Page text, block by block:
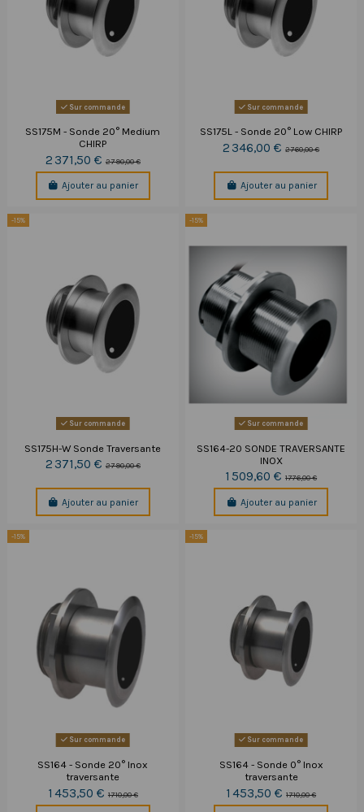
Sur commande
SS175M - Sonde 20° Medium
CHIRP
2 371,50 € 2 790,00 €
Ajouter au panier
Sur commande
SS175L - Sonde 20° Low CHIRP
2 346,00 €2 760,00 €
Ajouter au panier
-15%
Sur commande
SS175H-W Sonde Traversante
2 371,50 € 2 790,00 €
Ajouter au panier
-15%
Sur commande
SS164-20 SONDE TRAVERSANTE
INOX
1 509,60 €1 776,00 €
Ajouter au panier
-15%
Sur commande
SS164 - Sonde 20° Inox
traversante
1 453,50 € 1 710,00 €
-15%
Sur commande
SS164 - Sonde 0° Inox
traversante
1 453,50 €1 710,00 €